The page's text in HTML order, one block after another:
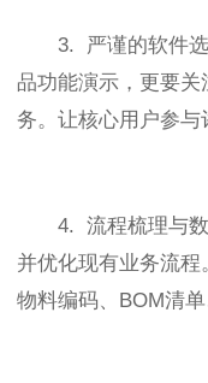
3. 严谨的软件选
品功能演示，更要
务。让核心用户参与
4. 流程梳理与数
并优化现有业务流
物料编码、BOM清单